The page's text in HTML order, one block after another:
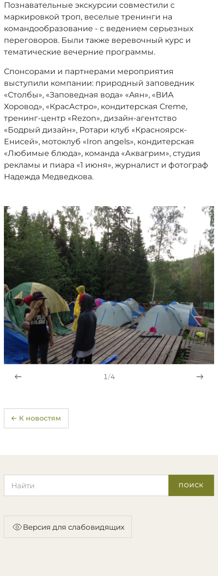
Познавательные экскурсии совместили с
маркировкой троп, веселые тренинги на
командообразование - с ведением серьезных
переговоров. Были также веревочный курс и
тематические вечерние программы.
Спонсорами и партнерами мероприятия
выступили компании: природный заповедник
«Столбы», «Заповедная вода» «Аян», «ВИА
Хоровод», «КрасАстро», кондитерская Creme,
тренинг-центр «Rezon», дизайн-агентство
«Бодрый дизайн», Ротари клуб «Красноярск-
Енисей», мотоклуб «Iron angels», кондитерская
«Любимые блюда», команда «Аквагрим», студия
рекламы и пиара «1 июня», журналист и фотограф
Надежда Медведкова.
1/4
← К новостям
ПОИСК
Версия для слабовидящих